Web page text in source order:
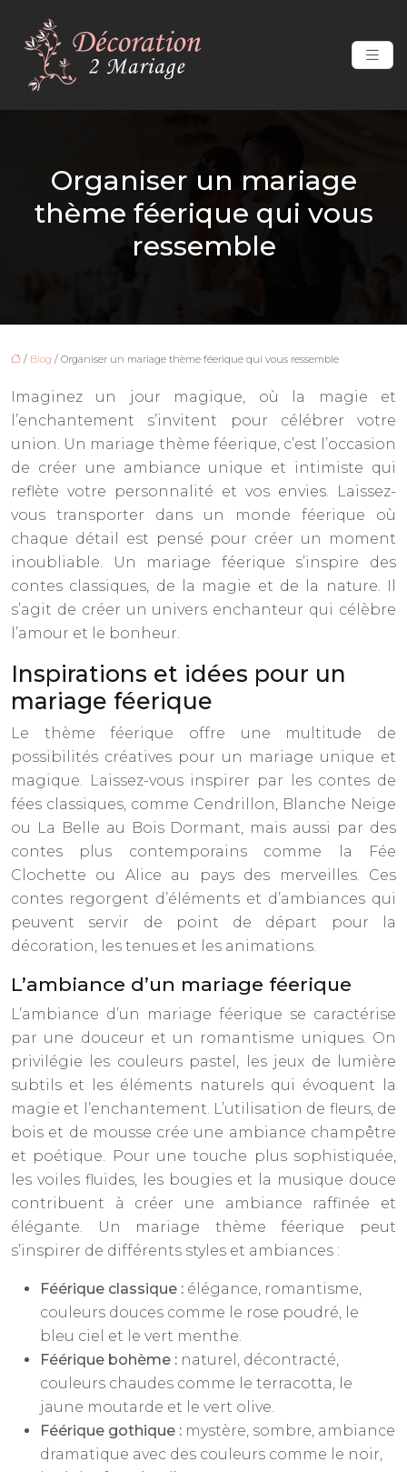
Organiser un mariage
thème féerique qui vous
ressemble
/ Blog / Organiser un mariage thème féerique qui vous ressemble
Imaginez un jour magique, où la magie et
l’enchantement s’invitent pour célébrer votre
union. Un mariage thème féerique, c’est l’occasion
de créer une ambiance unique et intimiste qui
reflète votre personnalité et vos envies. Laissez-
vous transporter dans un monde féerique où
chaque détail est pensé pour créer un moment
inoubliable. Un mariage féerique s’inspire des
contes classiques, de la magie et de la nature. Il
s’agit de créer un univers enchanteur qui célèbre
l’amour et le bonheur.
Inspirations et idées pour un
mariage féerique
Le thème féerique offre une multitude de
possibilités créatives pour un mariage unique et
magique. Laissez-vous inspirer par les contes de
fées classiques, comme Cendrillon, Blanche Neige
ou La Belle au Bois Dormant, mais aussi par des
contes plus contemporains comme la Fée
Clochette ou Alice au pays des merveilles. Ces
contes regorgent d’éléments et d’ambiances qui
peuvent servir de point de départ pour la
décoration, les tenues et les animations.
L’ambiance d’un mariage féerique
L’ambiance d’un mariage féerique se caractérise
par une douceur et un romantisme uniques. On
privilégie les couleurs pastel, les jeux de lumière
subtils et les éléments naturels qui évoquent la
magie et l’enchantement. L’utilisation de fleurs, de
bois et de mousse crée une ambiance champêtre
et poétique. Pour une touche plus sophistiquée,
les voiles fluides, les bougies et la musique douce
contribuent à créer une ambiance raffinée et
élégante. Un mariage thème féerique peut
s’inspirer de différents styles et ambiances :
Féérique classique : élégance, romantisme,
couleurs douces comme le rose poudré, le
bleu ciel et le vert menthe.
Féérique bohème : naturel, décontracté,
couleurs chaudes comme le terracotta, le
jaune moutarde et le vert olive.
Féérique gothique : mystère, sombre, ambiance
dramatique avec des couleurs comme le noir,